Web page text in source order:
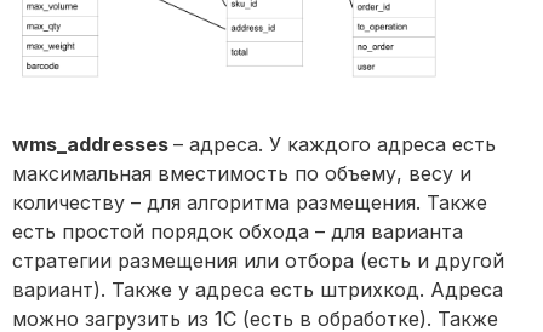
wms_addresses – адреса. У каждого адреса есть
максимальная вместимость по объему, весу и
количеству – для алгоритма размещения. Также
есть простой порядок обхода – для варианта
стратегии размещения или отбора (есть и другой
вариант). Также у адреса есть штрихкод. Адреса
можно загрузить из 1С (есть в обработке). Также